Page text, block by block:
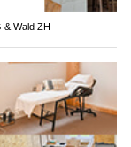
& Wald ZH